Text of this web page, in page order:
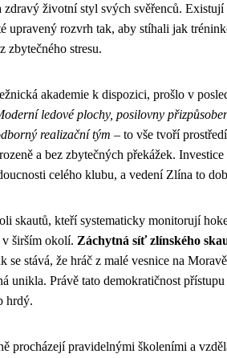
zdravý životní styl svých svěřenců. Existují
upravený rozvrh tak, aby stíhali jak
zbytečného stresu.
akademie k dispozici, prošlo v
ledové plochy, posilovny
realizační tým – to vše tvoří
a bez zbytečných překážek.
celého klubu, a vedení Zlína to
skautů, kteří systematicky monitorují
širším okolí. Záchytná síť zlínského
se stává, že hráč z malé vesnice na
unikla. Právě tato demokratičnost
hrdý.
procházejí pravidelnými školeními a